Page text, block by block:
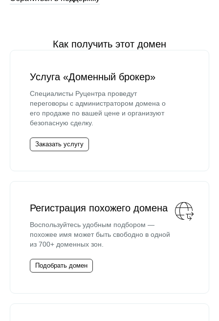
Как получить этот домен
Услуга «Доменный брокер»
Специалисты Руцентра проведут
переговоры с администратором домена о
его продаже по вашей цене и организуют
безопасную сделку.
Заказать услугу
Регистрация похожего домена
Воспользуйтесь удобным подбором —
похожее имя может быть свободно в одной
из 700+ доменных зон.
Подобрать домен